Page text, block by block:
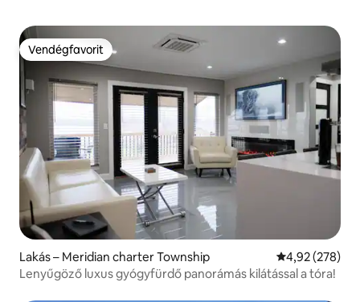
Vendégfavorit
Vendégfavorit
Lakás – Meridian charter Township Átlagos
4,92 (278)
Lenyűgöző luxus gyógyfürdő panorámás kilátással a tóra!